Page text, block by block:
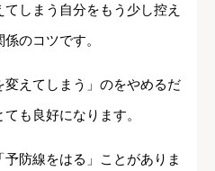
しまう自分をもう少し控え
のコツです。
変えてしまう」のをやめるだ
も良好になります。
防線をはる」ことがありま